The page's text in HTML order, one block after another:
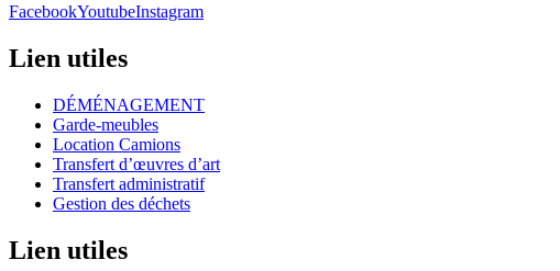
FacebookYoutubeInstagram
Lien utiles
DÉMÉNAGEMENT
Garde-meubles
Location Camions
Transfert d’œuvres d’art
Transfert administratif
Gestion des déchets
Lien utiles